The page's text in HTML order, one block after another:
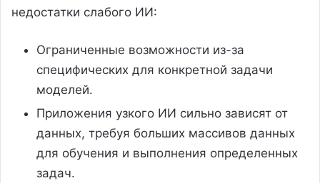
недостатки слабого ИИ:
Ограниченные возможности из-за
специфических для конкретной задачи
моделей.
Приложения узкого ИИ сильно зависят от
данных, требуя больших массивов данных
для обучения и выполнения определенных
задач.